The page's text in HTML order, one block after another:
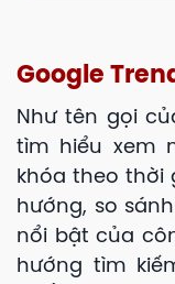
Google
Như tên gọi
tìm hiểu xem
khóa theo thời
hướng, so
nổi bật của
hướng tìm